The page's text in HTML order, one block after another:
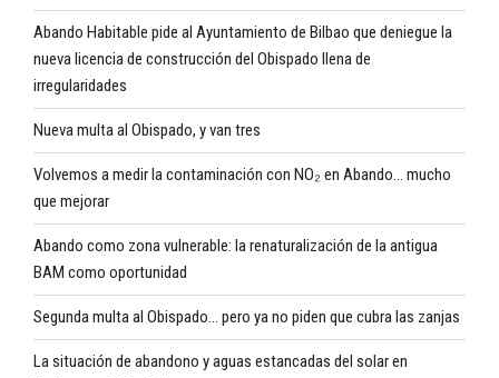
Abando Habitable pide al Ayuntamiento de Bilbao que deniegue la
nueva licencia de construcción del Obispado llena de
irregularidades
Nueva multa al Obispado, y van tres
Volvemos a medir la contaminación con NO₂ en Abando… mucho
que mejorar
Abando como zona vulnerable: la renaturalización de la antigua
BAM como oportunidad
Segunda multa al Obispado… pero ya no piden que cubra las zanjas
La situación de abandono y aguas estancadas del solar en